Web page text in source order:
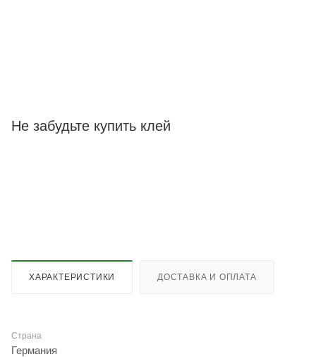
Не забудьте купить клей
ХАРАКТЕРИСТИКИ ДОСТАВКА И ОПЛАТА
Страна
Германия